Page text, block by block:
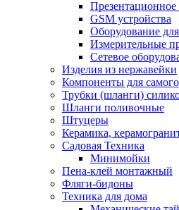
Презентационное
GSM устройства
Оборудование
Измерительные
Сетевое
Изделия из нержавейки
Компоненты для
Трубки (шланги)
Шланги поливочные
Штуцеры
Керамика,
Садовая Техника
Минимойки
Пена-клей монтажный
Фляги-бидоны
Техника для дома